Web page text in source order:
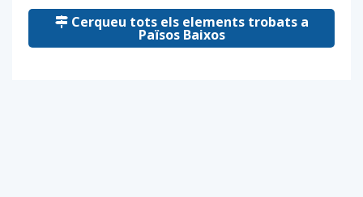
Cerqueu tots els elements trobats a
Països Baixos